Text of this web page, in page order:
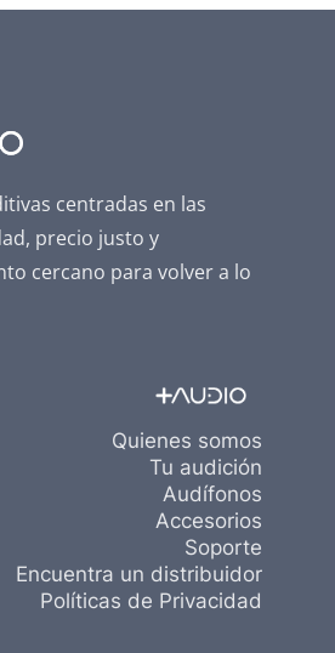
centradas en las
precio justo y
cercano para volver a lo
Quienes somos
Tu audición
Audífonos
Accesorios
Soporte
Encuentra un distribuidor
Políticas de Privacidad